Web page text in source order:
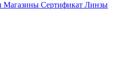
Магазины Сертификат Линзы